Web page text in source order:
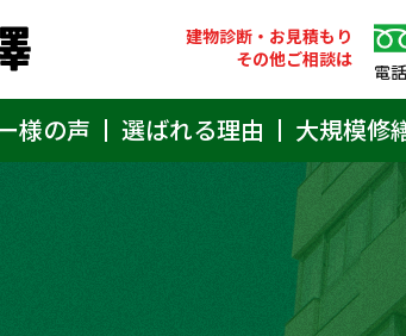
建物診断・お見積もり
その他ご相談は
電
様の声 選ばれる理由 大規模修